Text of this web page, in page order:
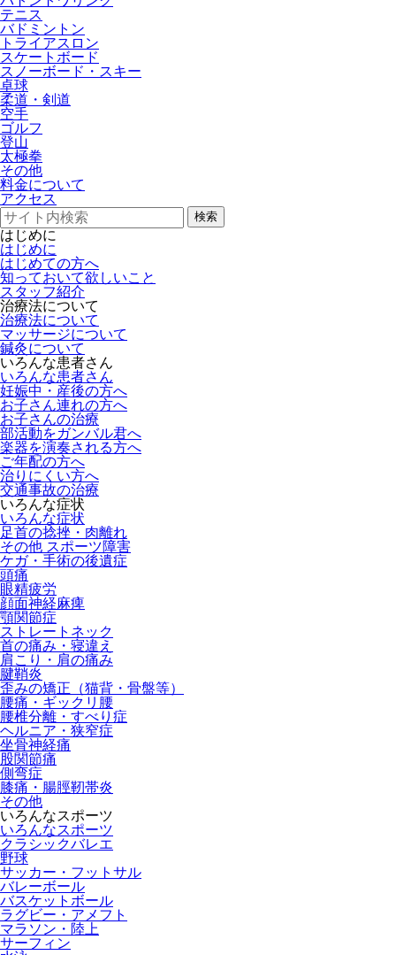
テニス
バドミントン
トライアスロン
スケートボード
スノーボード・スキー
卓球
柔道・剣道
空手
ゴルフ
登山
太極拳
その他
料金について
アクセス
検索
はじめに
はじめに
はじめての方へ
知っておいて欲しいこと
スタッフ紹介
治療法について
治療法について
マッサージについて
鍼灸について
いろんな患者さん
いろんな患者さん
妊娠中・産後の方へ
お子さん連れの方へ
お子さんの治療
部活動をガンバル君へ
楽器を演奏される方へ
ご年配の方へ
治りにくい方へ
交通事故の治療
いろんな症状
いろんな症状
足首の捻挫・肉離れ
その他 スポーツ障害
ケガ・手術の後遺症
頭痛
眼精疲労
顔面神経麻痺
顎関節症
ストレートネック
首の痛み・寝違え
肩こり・肩の痛み
腱鞘炎
歪みの矯正（猫背・骨盤等）
腰痛・ギックリ腰
腰椎分離・すべり症
ヘルニア・狭窄症
坐骨神経痛
股関節痛
側弯症
膝痛・腸脛靭帯炎
その他
いろんなスポーツ
いろんなスポーツ
クラシックバレエ
野球
サッカー・フットサル
バレーボール
バスケットボール
ラグビー・アメフト
マラソン・陸上
サーフィン